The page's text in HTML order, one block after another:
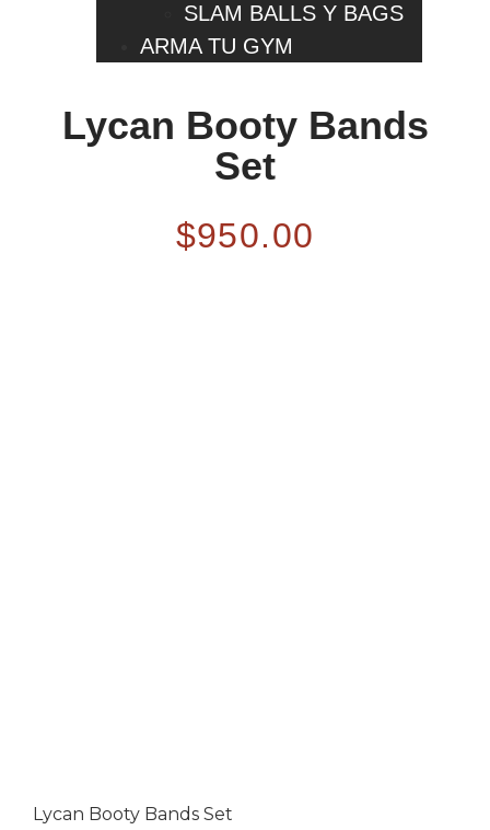
SLAM BALLS Y BAGS
ARMA TU GYM
Lycan Booty Bands
Set
$950.00
Lycan Booty Bands Set